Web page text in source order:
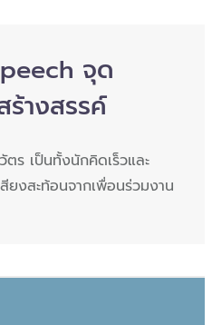
จุด
ร้างสรรค์
ร เป็นทั้งนักคิดเร็วและ
ยงสะท้อนจากเพื่อนร่วมงาน